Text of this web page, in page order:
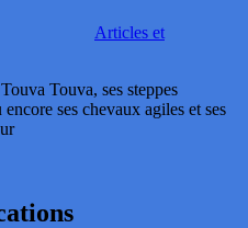
Articles et
Touva, ses steppes
ses chevaux agiles et ses